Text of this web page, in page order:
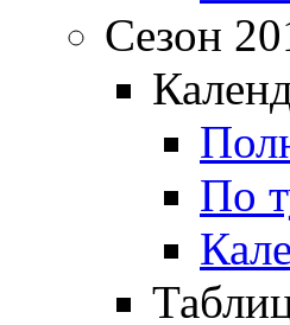
Сезон
По